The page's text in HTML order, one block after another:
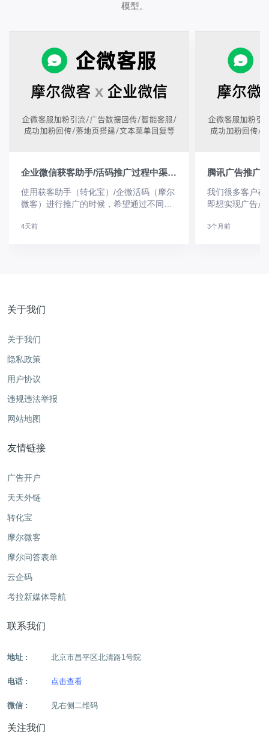
模型。
企业微信获客助手/活码推广过程中渠道欢迎语发送失败原因？
使用获客助手（转化宝）/企微活码（摩尔
微客）进行推广的时候，希望通过不同渠
签，这些功能想必您已经在转化宝/云企码
4天前
我们很多客户在
即想实现广告
加粉成本；并且
3个月前
关于我们
关于我们
隐私政策
用户协议
违规违法举报
网站地图
友情链接
广告开户
天天外链
转化宝
摩尔微客
摩尔问答表单
云企码
考拉新媒体导航
联系我们
地址 : 北京市昌平区北清路1号院
电话 : 点击查看
微信 : 见右侧二维码
关注我们